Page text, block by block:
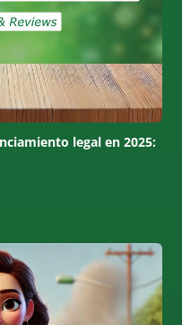
legal en 2025: